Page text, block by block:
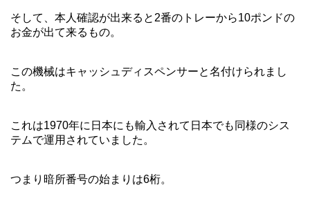
そして、本人確認が出来ると2番のトレーから10ポンドの
お金が出て来るもの。
この機械はキャッシュディスペンサーと名付けられまし
た。
これは1970年に日本にも輸入されて日本でも同様のシス
テムで運用されていました。
つまり暗所番号の始まりは6桁。